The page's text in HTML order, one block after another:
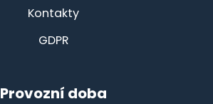
Kontakty
GDPR
Provozní doba